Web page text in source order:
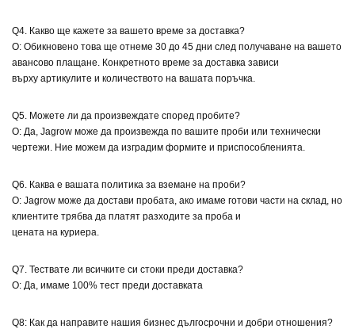
Q4. Какво ще кажете за вашето време за доставка?
О: Обикновено това ще отнеме 30 до 45 дни след получаване на вашето
авансово плащане. Конкретното време за доставка зависи
върху артикулите и количеството на вашата поръчка.
Q5. Можете ли да произвеждате според пробите?
О: Да, Jagrow може да произвежда по вашите проби или технически
чертежи. Ние можем да изградим формите и приспособленията.
Q6. Каква е вашата политика за вземане на проби?
О: Jagrow може да достави пробата, ако имаме готови части на склад, но
клиентите трябва да платят разходите за проба и
цената на куриера.
Q7. Тествате ли всичките си стоки преди доставка?
О: Да, имаме 100% тест преди доставката
Q8: Как да направите нашия бизнес дългосрочни и добри отношения?